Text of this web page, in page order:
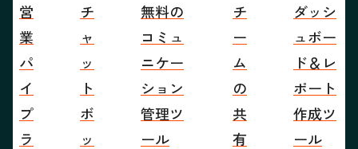
営
業
パ
イ
プ
ラ
チ
ャ
ッ
ト
ボ
ッ
無料の
コミュ
ニケー
ション
管理ツ
ール
チ
ー
ム
の
共
有
ダッシ
ュボー
ド＆レ
ポート
作成ツ
ール